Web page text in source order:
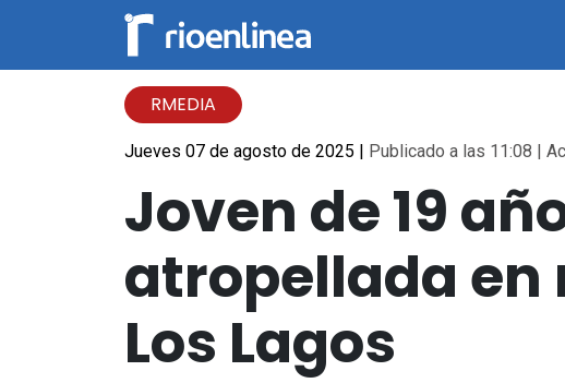
RMEDIA
Jueves 07 de agosto de 2025 | Publicado a las 11:08 |
Joven de 19
atropellada en
Los Lagos